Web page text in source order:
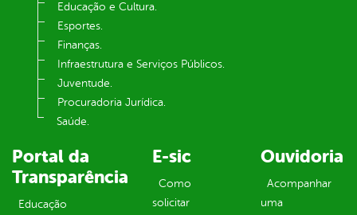
Educação e Cultura.
Esportes.
Finanças.
Infraestrutura e Serviços Públicos.
Juventude.
Procuradoria Jurídica.
Saúde.
Portal da
Transparência
Educação
E-sic
Como
solicitar
Ouvidoria
Acompanhar
uma